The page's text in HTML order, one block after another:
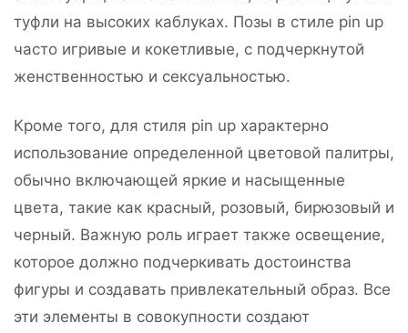
туфли на высоких каблуках. Позы в стиле pin up
часто игривые и кокетливые, с подчеркнутой
женственностью и сексуальностью.
Кроме того, для стиля pin up характерно
использование определенной цветовой палитры,
обычно включающей яркие и насыщенные
цвета, такие как красный, розовый, бирюзовый и
черный. Важную роль играет также освещение,
которое должно подчеркивать достоинства
фигуры и создавать привлекательный образ. Все
эти элементы в совокупности создают